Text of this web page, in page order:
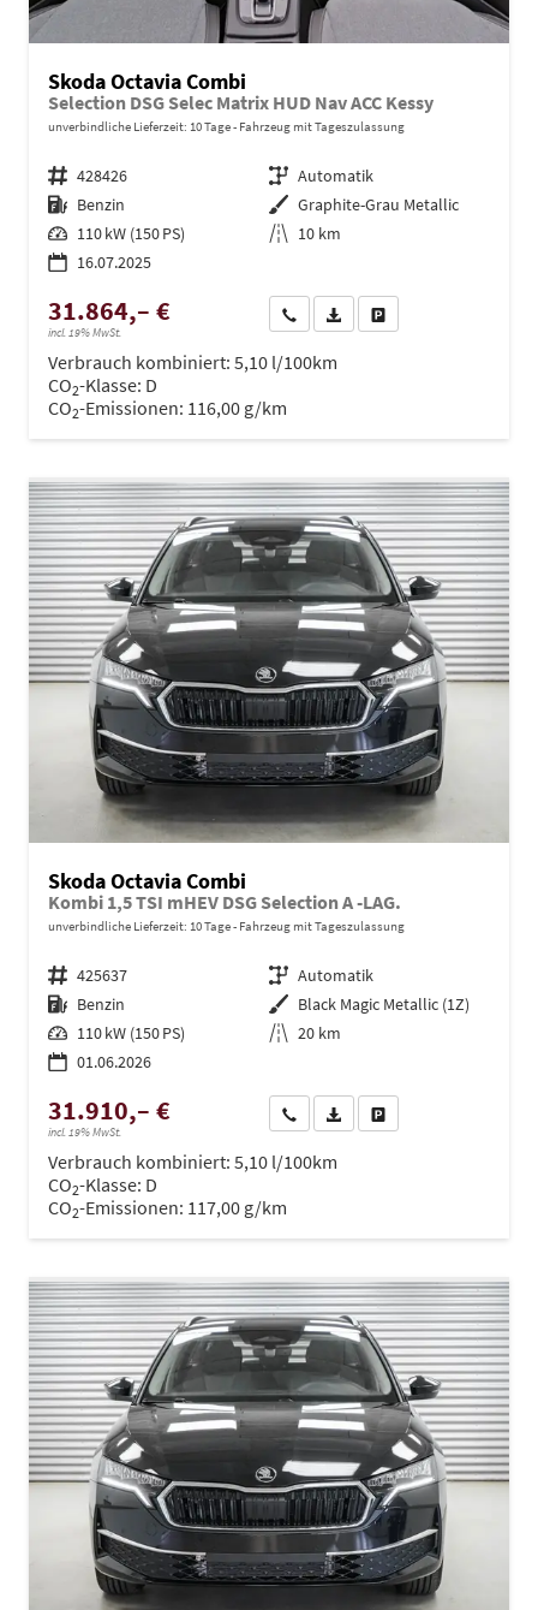
Skoda Octavia Combi
Selection DSG Selec Matrix HUD Nav ACC Kessy
unverbindliche Lieferzeit: 10 Tage Fahrzeug mit Tageszulassung
Fahrzeugnr. 428426 Getriebe Automatik
Kraftstoff Benzin Außenfarbe Graphite-Grau Metallic
Leistung 110 kW (150 PS) Kilometerstand 10 km
16.07.2025
31.864,– €
incl. 19% MwSt.
Wir rufen Sie anPDF-Datei, Fahrzeugexposé
Verbrauch kombiniert: 5,10 l/100km
CO2-Klasse: D
CO2-Emissionen: 116,00 g/km
Skoda Octavia Combi
Kombi 1,5 TSI mHEV DSG Selection A -LAG.
unverbindliche Lieferzeit: 10 Tage Fahrzeug mit Tageszulassung
Fahrzeugnr. 425637 Getriebe Automatik
Kraftstoff Benzin Außenfarbe Black Magic Metallic (1Z)
Leistung 110 kW (150 PS) Kilometerstand 20 km
01.06.2026
31.910,– €
incl. 19% MwSt.
Wir rufen Sie anPDF-Datei, Fahrzeugexposé
Verbrauch kombiniert: 5,10 l/100km
CO2-Klasse: D
CO2-Emissionen: 117,00 g/km